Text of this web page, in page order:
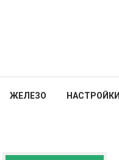
ЖЕЛЕЗО НАСТРОЙКИ